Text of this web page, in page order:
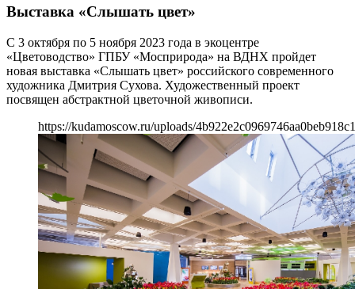
Выставка «Слышать цвет»
С 3 октября по 5 ноября 2023 года в экоцентре
«Цветоводство» ГПБУ «Мосприрода» на ВДНХ пройдет
новая выставка «Слышать цвет» российского современного
художника Дмитрия Сухова. Художественный проект
посвящен абстрактной цветочной живописи.
https://kudamoscow.ru/uploads/